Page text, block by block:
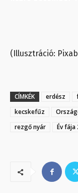
(Illusztráció:
CÍMKÉK erdész
kecskefűz
rezgő nyár
Év fája